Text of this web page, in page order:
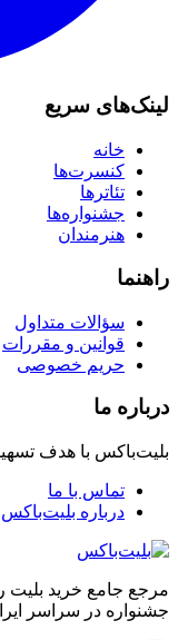
لینک‌های سریع
خانه
کنسرت‌ها
تئاترها
جشنواره‌ها
هنرمندان
راهنما
سؤالات متداول
قوانین و مقررات
حریم خصوصی
درباره ما
بلیت‌باکس با هدف
تماس با ما
درباره بلیت‌باکس
مرجع جامع خرید بلیت
جشنواره در سراسر